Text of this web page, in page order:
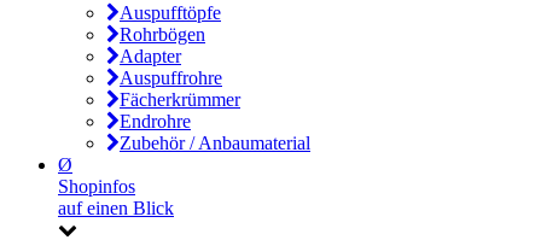
Auspufftöpfe
Rohrbögen
Adapter
Auspuffrohre
Fächerkrümmer
Endrohre
Zubehör / Anbaumaterial
Ø
Shopinfos
auf einen Blick